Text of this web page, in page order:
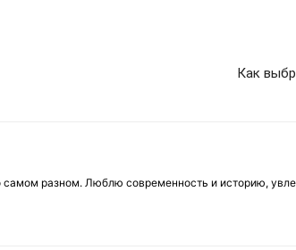
Как
самом разном. Люблю современность и историю,